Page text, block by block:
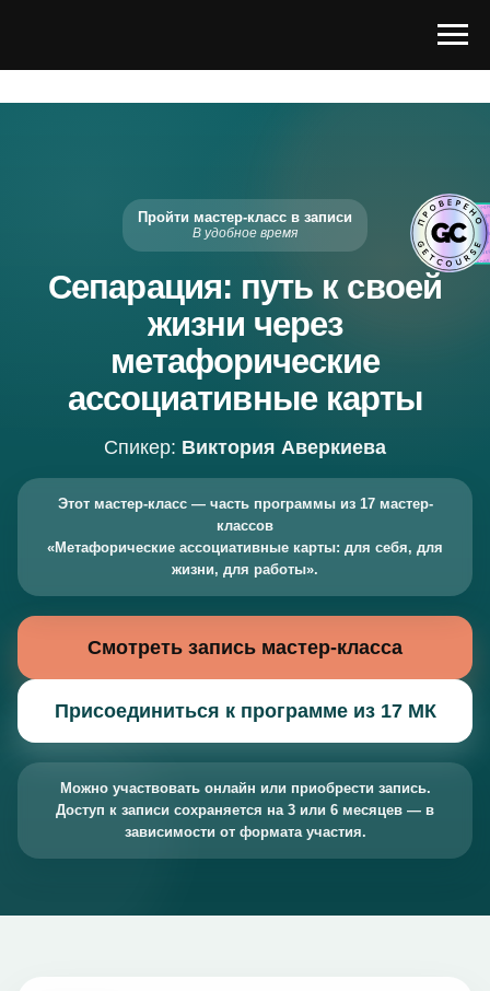
Пройти мастер-класс в записи
В удобное время
Сепарация: путь к своей
жизни через
метафорические
ассоциативные карты
Спикер: Виктория Аверкиева
Этот мастер-класс — часть программы из 17 мастер-
классов
«Метафорические ассоциативные карты: для себя, для
жизни, для работы».
Смотреть запись мастер-класса
Присоединиться к программе из 17 МК
Можно участвовать онлайн или приобрести запись.
Доступ к записи сохраняется на 3 или 6 месяцев — в
зависимости от формата участия.